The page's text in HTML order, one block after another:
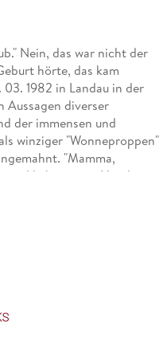
Nein, das war nicht der
hörte, das kam
1982 in Landau in der
Aussagen diverser
der immensen und
winziger "Wonneproppen"
"Mamma,
und lieber einen Hund
ich hier keine weiteren
dann nichts mehr für